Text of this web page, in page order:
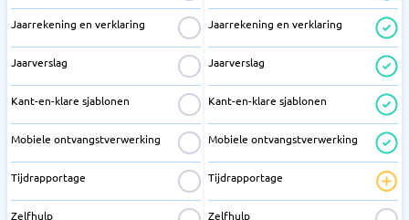
Jaarrekening en verklaring
Jaarverslag
Kant-en-klare sjablonen
Mobiele ontvangstverwerking
Tijdrapportage
Zelfhulp
Jaarrekening en verklaring
Jaarverslag
Kant-en-klare sjablonen
Mobiele ontvangstverwerking
Tijdrapportage
Zelfhulp